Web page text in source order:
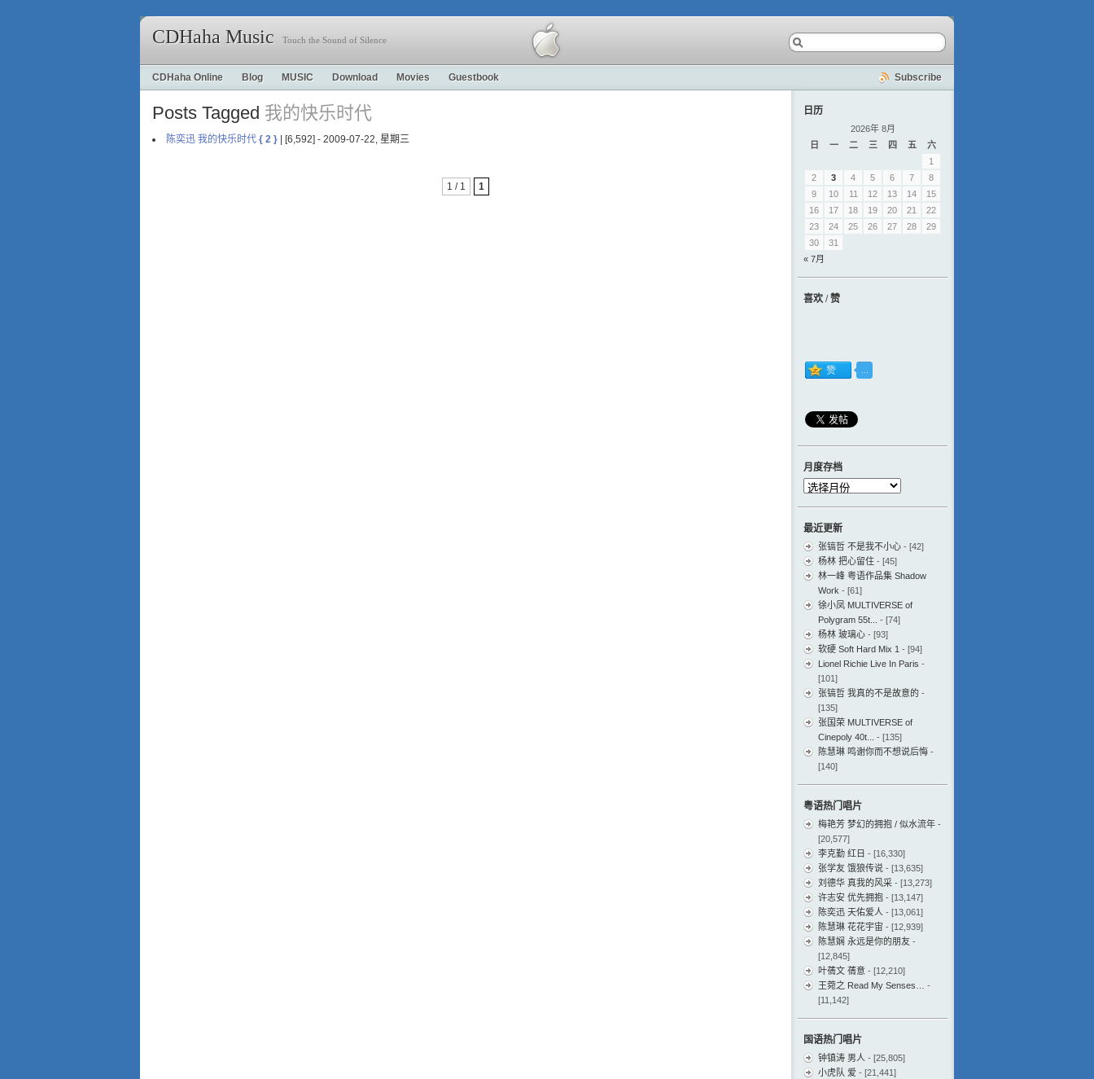
CDHaha Music Touch the Sound of Silence
CDHaha Online Blog MUSIC Download Movies Guestbook Subscribe
Posts Tagged 我的快乐时代
陈奕迅 我的快乐时代 { 2 } | [6,592] - 2009-07-22, 星期三
1 / 1 1
日历
2026年 8月
日
一 二 三 四 五
六
1
2
3 4 5 6 7
8
9
10 11 12 13 14
15
16
17 18 19 20 21
22
23
24 25 26 27 28
29
30
31
« 7月
喜欢 / 赞
月度存档
月
档
最近更新
张镐哲 不是我不小心 - [42]
杨林 把心留住 - [45]
林一峰 粤语作品集 Shadow
Work - [61]
徐小凤 MULTIVERSE of
Polygram 55t...
- [74]
杨林 玻璃心 - [93]
软硬 Soft Hard Mix 1 - [94]
Lionel Richie Live In Paris -
[101]
张镐哲 我真的不是故意的 -
[135]
张国荣 MULTIVERSE of
Cinepoly 40t...
- [135]
陈慧琳 鸣谢你而不想说后悔 -
[140]
粤语热门唱片
梅艳芳 梦幻的拥抱 / 似水流年 -
[20,577]
李克勤 红日 - [16,330]
张学友 饿狼传说 - [13,635]
刘德华 真我的风采 - [13,273]
许志安 优先拥抱 - [13,147]
陈奕迅 天佑爱人 - [13,061]
陈慧琳 花花宇宙 - [12,939]
陈慧娴 永远是你的朋友 -
[12,845]
叶蒨文 蒨意 - [12,210]
王菀之 Read My Senses…
-
[11,142]
国语热门唱片
钟镇涛 男人 - [25,805]
小虎队 爱 - [21,441]